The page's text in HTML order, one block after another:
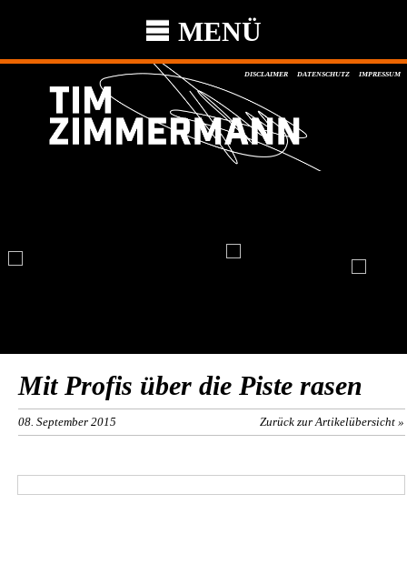
MENÜ
DISCLAIMER DATENSCHUTZ IMPRESSUM
Mit Profis über die Piste rasen
08. September 2015 Zurück zur Artikelübersicht »